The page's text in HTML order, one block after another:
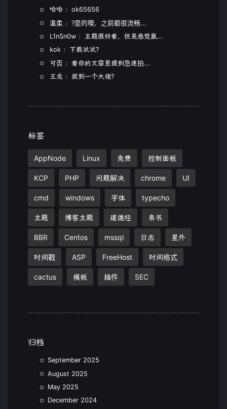
哈哈 ：ok65656
温柔 ：?是的噢，之前都很流畅...
L1nSn0w ：主题很好看，但是感觉鼠...
kok ：下载试试?
可否 ：看你的文章里提到急速拍...
王龙 ：捉到一个大佬?
标签
AppNode Linux 免费 控制面板
KCP PHP 问题解决 chrome UI
cmd windows 字体 typecho
主题 博客主题 道德经 帛书
BBR Centos mssql 日志 星外
时间戳 ASP FreeHost 时间格式
cactus 模板 插件 SEC
归档
September 2025
August 2025
May 2025
December 2024